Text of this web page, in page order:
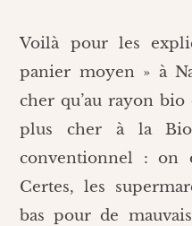
Voilà pour les
panier moyen » à
cher qu’au rayon bio
plus cher à la
conventionnel : on
Certes, les
bas pour de